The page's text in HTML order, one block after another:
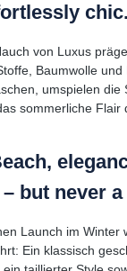
von Luxus
Baumwolle
umspielen die
sommerliche Flair
but never a
Launch im Winter
Ein klassisch